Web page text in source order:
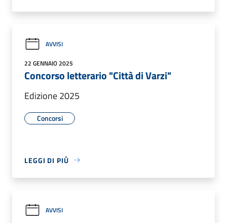
AVVISI
22 GENNAIO 2025
Concorso letterario "Città di Varzi"
Edizione 2025
Concorsi
LEGGI DI PIÙ
AVVISI